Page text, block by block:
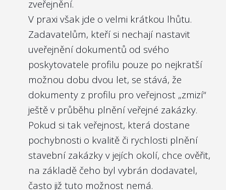
posuzovaných kandidátů (včetně členů
kontrolních orgánů). Zprávy výboru pro
vládní nominace jsou však velmi kusé co do
odůvodnění, a navíc se v nich ne zcela
dobře vyhledává, pokud jde o nalezení
zápisu z jednání o konkrétním kandidátovi.
Zveřejněním životopisů členů kontrolních
orgánů se nastavuje i pomyslní laťka pro
úroveň kompetencí budoucích členů
kontrolních orgánů vybraných budoucím
ministrem. Veřejnost by tak měla mít k
dispozici snadno dostupnou informaci o
zveřejnění.
V praxi však jde o velmi krátkou lhůtu.
Zadavatelům, kteří si nechají nastavit
uveřejnění dokumentů od svého
poskytovatele profilu pouze po nejkratší
možnou dobu dvou let, se stává, že
dokumenty z profilu pro veřejnost „zmizí“
ještě v průběhu plnění veřejné zakázky.
Pokud si tak veřejnost, která dostane
pochybnosti o kvalitě či rychlosti plnění
stavební zakázky v jejích okolí, chce ověřit,
na základě čeho byl vybrán dodavatel,
často již tuto možnost nemá.